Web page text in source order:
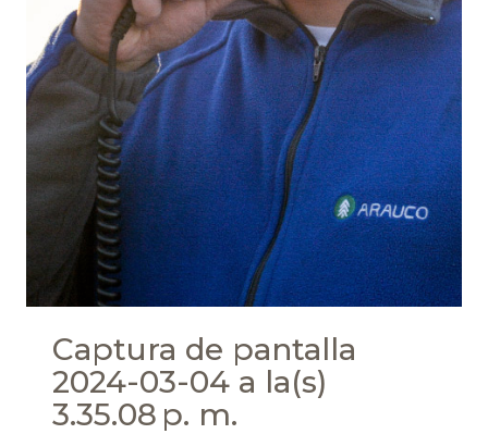
Captura de pantalla
2024-03-04 a la(s)
3.35.08 p. m.